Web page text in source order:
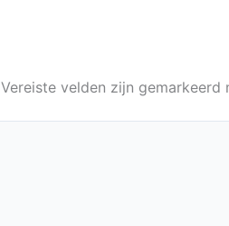
Vereiste velden zijn gemarkeerd